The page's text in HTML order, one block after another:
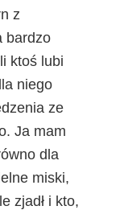
z
bardzo
ktoś lubi
niego
ze
Ja mam
dla
miski,
zjadł i kto,